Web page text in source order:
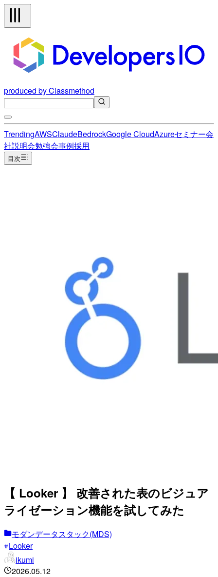
produced by Classmethod
TrendingAWSClaudeBedrockGoogle CloudAzureセミナー会
社説明会勉強会事例採用
目次
【 Looker 】 改善された表のビジュア
ライゼーション機能を試してみた
モダンデータスタック(MDS)
Looker
ikumi
2026.05.12